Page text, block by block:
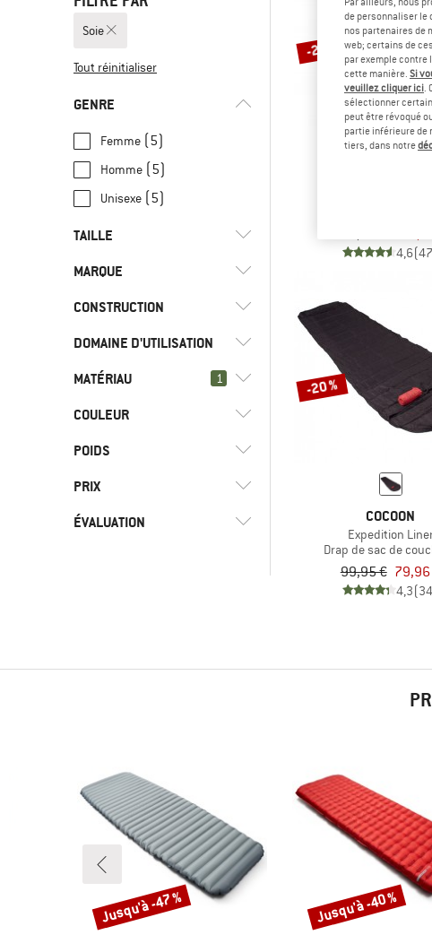
Soie
Tout réinitialiser
GENRE
Femme (5)
Homme (5)
Unisexe (5)
TAILLE
50 56
MARQUE
Cocoon
(1)
CONSTRUCTION
Sac à viande(3)
Sarcophage
DOMAINE D'UTILISATION
Camping
Loisirs
MATÉRIAU 1
Soie (0)
COULEUR
POIDS
PRIX
ÉVALUATION
-20 %
4,6
-20 %
COCOON
Expedition
Drap de sac de
99,95 €
4,3
Remise
Jusqu'à -47 % Remise
Jusqu'à -40 %
de personnaliser le
nos partenaires de
web; certains de
par exemple
cette manière. Si
veuillez cliquer ici.
sélectionner
peut être révoqué
partie inférieure de
tiers, dans notre